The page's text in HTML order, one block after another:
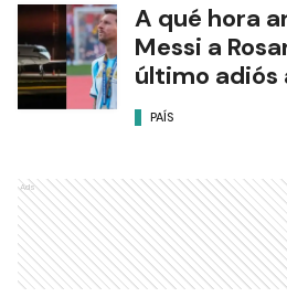
A qué hora
Messi a
último adiós
PAÍS
Ads